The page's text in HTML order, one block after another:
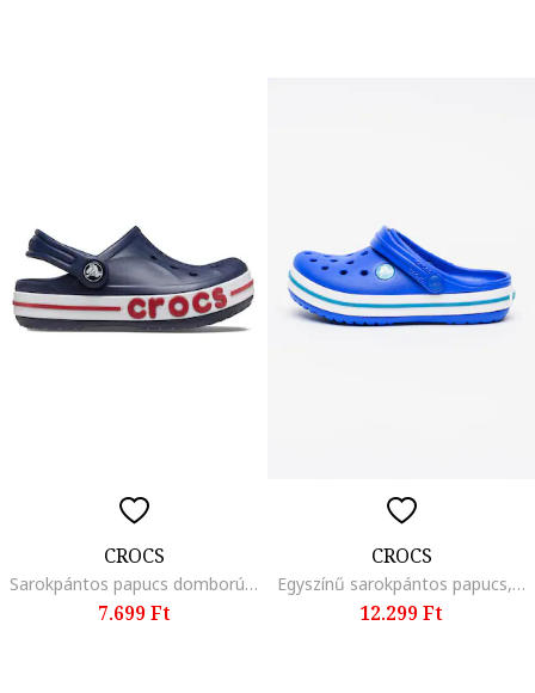
CROCS
Sarokpántos papucs domború logóval a talpon, Fehér/Sötétkék
7.699 Ft
CROCS
Egyszínű sarokpántos papucs, Sötétkék
12.299 Ft